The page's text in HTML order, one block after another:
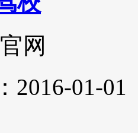
网
2016-01-01